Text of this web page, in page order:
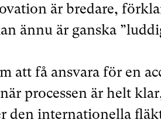
är bredare,
ännu är ganska
att få ansvara för en
processen är helt
den internationella